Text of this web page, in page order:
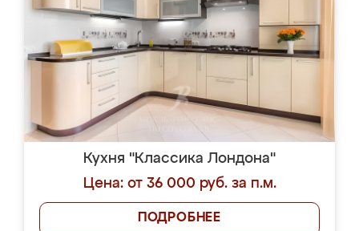
Кухня "Классика Лондона"
Цена: от 36 000 руб. за п.м.
ПОДРОБНЕЕ